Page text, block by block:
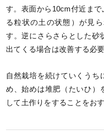
す。表面から10cm付近ま
る粒状の土の状態）が見
す。逆にさらさらとした砂
出てくる場合は改善する必
自然栽培を続けていくうち
め、始めは堆肥（たいひ）
して土作りをすることをお